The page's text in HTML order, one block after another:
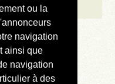
ou la
navigation
ainsi que
navigation
à des